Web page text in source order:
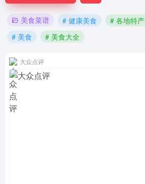
美食菜谱 # 健康美食 # 各地特产
# 美食
# 美食大全
大众点评